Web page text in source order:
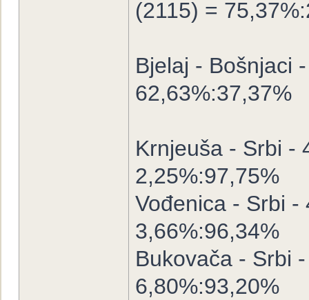
(2115) =
Bjelaj - Bošnjaci
62,63%:37,37%
Krnjeuša - Srbi -
2,25%:97,75%
Vođenica - Srbi -
3,66%:96,34%
Bukovača - Srbi
6,80%:93,20%